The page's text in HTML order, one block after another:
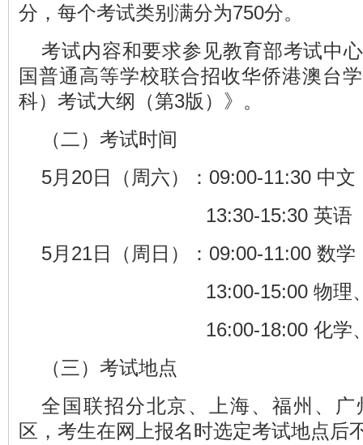
分，每个考试类别满分为750分。
考试内容和要求参见教育部考试中
国普通高等学校联合招收华侨港澳台
科）考试大纲（第3版）》。
（二）考试时间
5月20日（周六）：09:00-11:30 中文
13:30-15:30 英语
5月21日（周日）：09:00-11:00 数学
13:00-15:00 物理、
16:00-18:00 化学、
（三）考试地点
全国联招分北京、上海、福州、
区，考生在网上报名时选定考试地点后